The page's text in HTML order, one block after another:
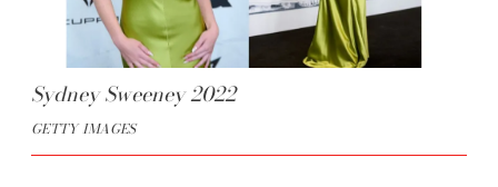
Sydney Sweeney 2022
GETTY IMAGES